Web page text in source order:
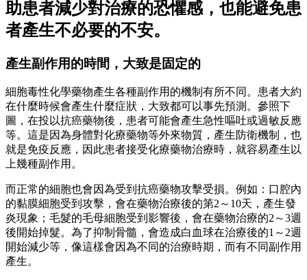
助患者減少對治療的恐懼感，也能避免患
者產生不必要的不安。
產生副作用的時間，大致是固定的
細胞毒性化學藥物產生各種副作用的機制有所不同。患者大約
在什麼時候會產生什麼症狀，大致都可以事先預測。參照下
圖，在投以抗癌藥物後，患者可能會產生急性嘔吐或過敏反應
等。這是因為身體對化療藥物等外來物質，產生防衛機制，也
就是免疫反應，因此患者接受化療藥物治療時，就容易產生以
上幾種副作用。
而正常的細胞也會因為受到抗癌藥物攻擊受損。例如：口腔內
的黏膜細胞受到攻擊，會在藥物治療後的第2～10天，產生發
炎現象；毛髮的毛母細胞受到影響後，會在藥物治療的2～3週
後開始掉髮。為了抑制骨髓，會造成白血球在治療後的1～2週
開始減少等，像這樣會因為不同的治療時期，而有不同副作用
產生。